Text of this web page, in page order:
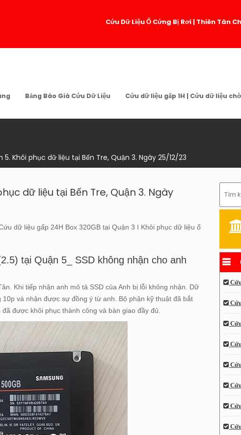
Cứu Dữ Liệu Ổ Cứng Bị Rơi | Thiên Tân
Bảng Báo Giá Cứu Dữ Liệu Cứu dữ liệu gấp 1H | Cứu dữ liệu
5. Khôi phục dữ liệu tại Bến Tre, Quận 3. Ngày 25/12/23
dữ liệu tại Bến Tre, Quận 3. Ngày
dữ liệu gấp 24H Box 320GB tại Quận 3 I Khôi phục dữ liệu ổ
tại Quận 5_ SSD không nhận cho anh
Khi tiếp nhận anh mô tả SSD của Anh bị lỗi không nhận. Dữ
và nhận được sự đồng ý từ anh. Bộ phận kỹ thuật đã bắt
được khôi phục thành công và bàn giao đầy đủ.